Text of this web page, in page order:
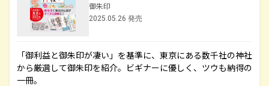
御朱印
2025.05.26 発売
「御利益と御朱印が凄い」を基準に、東京にある数千社の神社
から厳選して御朱印を紹介。ビギナーに優しく、ツウも納得の
一冊。